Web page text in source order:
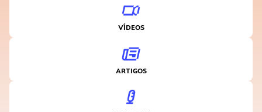
VÍDEOS
ARTIGOS